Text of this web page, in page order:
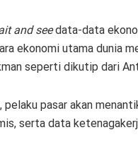
and seedata-data
ekonomi utama dunia
seperti dikutip dari
pelaku pasar akan
serta data